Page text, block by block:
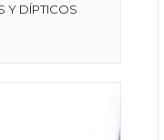
Y DÍPTICOS